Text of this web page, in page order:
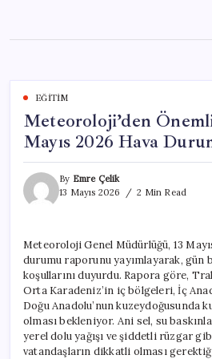
content
EĞITIM
Meteoroloji’den
Mayıs 2026 Hava
By Emre Çelik
13 Mayıs 2026
2 Min Read
Meteoroloji Genel Müdürlüğü, 13
durumu raporunu yayımlayarak, gün
koşullarını duyurdu. Rapora göre,
Orta Karadeniz’in iç bölgeleri, İç
Doğu Anadolu’nun kuzeydoğusunda
olması bekleniyor. Ani sel, su
yerel dolu yağışı ve şiddetli rüzgar
vatandaşların dikkatli olması